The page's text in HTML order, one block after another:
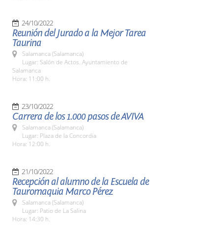
24/10/2022
Reunión del Jurado a la Mejor Tarea
Taurina
Salamanca (Salamanca)
Lugar: Salón de Actos. Ayuntamiento de
Salamanca
Hora: 11:00 h.
23/10/2022
Carrera de los 1.000 pasos de AVIVA
Salamanca (Salamanca)
Lugar: Plaza de la Concordia
Hora: 12:00 h.
21/10/2022
Recepción al alumno de la Escuela de
Tauromaquia Marco Pérez
Salamanca (Salamanca)
Lugar: Patio de La Salina
Hora: 14:30 h.